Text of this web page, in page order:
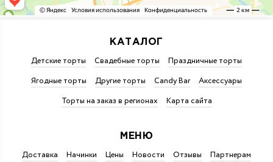
КАТАЛОГ
Детские торты Свадебные торты
Праздничные торты
Ягодные торты
Другие торты Candy Bar
Аксессуары
Торты на заказ в регионах
Карта сайта
МЕНЮ
Доставка Начинки Цены Новости Отзывы Партнерам